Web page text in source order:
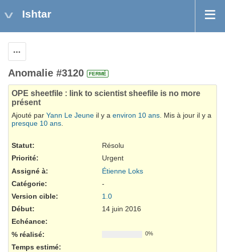
Ishtar
Anomalie #3120 FERMÉ
OPE sheetfile : link to scientist sheefile is no more
présent
Ajouté par Yann Le Jeune il y a environ 10 ans. Mis à jour il y a
presque 10 ans.
Statut:
Résolu
Priorité:
Urgent
Assigné à:
Étienne Loks
Catégorie:
-
Version cible:
1.0
Début:
14 juin 2016
Echéance:
% réalisé:
0%
Temps estimé: